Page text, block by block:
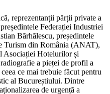
reprezentanții părții private a
Federației Industriei
Bărhălescu, președintele
Turism din România (ANAT),
Asociației Hotelurilor și
a pieței de profil a
ce mai trebuie făcut pentru
al Bucureștiului. Dintre
de urgență a